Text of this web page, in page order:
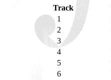
Track
1
2
3
4
5
6